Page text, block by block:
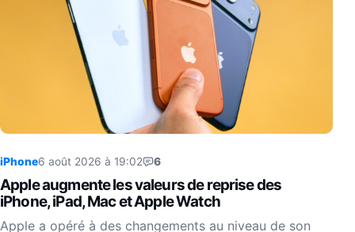
iPhone6 août 2026 à 19:02 6
Apple augmente les valeurs de reprise des
iPhone, iPad, Mac et Apple Watch
Apple a opéré à des changements au niveau de son